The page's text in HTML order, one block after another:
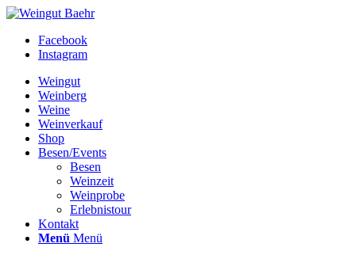
Facebook
Instagram
Weingut
Weinberg
Weine
Weinverkauf
Shop
Besen/Events
Besen
Weinzeit
Weinprobe
Erlebnistour
Kontakt
Menü Menü